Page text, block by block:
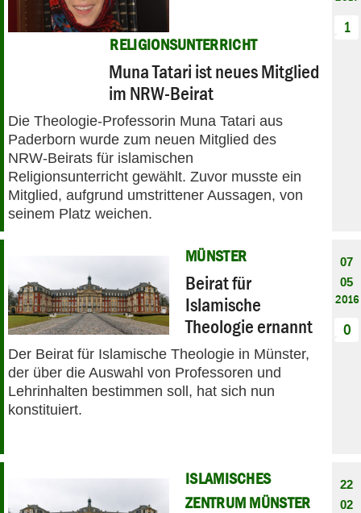
RELIGIONSUNTERRICHT
Muna Tatari ist neues Mitglied
im NRW-Beirat
Die Theologie-Professorin Muna Tatari aus
Paderborn wurde zum neuen Mitglied des
NRW-Beirats für islamischen
Religionsunterricht gewählt. Zuvor musste ein
Mitglied, aufgrund umstrittener Aussagen, von
seinem Platz weichen.
1
MÜNSTER
Beirat für
Islamische
Theologie ernannt
Der Beirat für Islamische Theologie in Münster,
der über die Auswahl von Professoren und
Lehrinhalten bestimmen soll, hat sich nun
konstituiert.
07
05
2016
0
ISLAMISCHES
ZENTRUM MÜNSTER
22
02